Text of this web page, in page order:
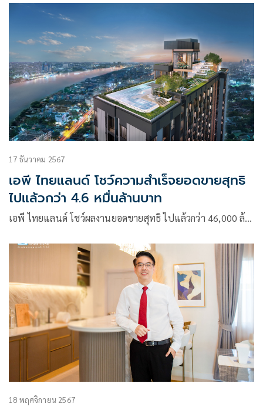
17 ธันวาคม 2567
เอพี ไทยแลนด์ โชว์ความสำเร็จยอดขายสุทธิ
ไปแล้วกว่า 4.6 หมื่นล้านบาท
เอพี ไทยแลนด์ โชว์ผลงานยอดขายสุทธิ ไปแล้วกว่า 46,000 ล้…
18 พฤศจิกายน 2567